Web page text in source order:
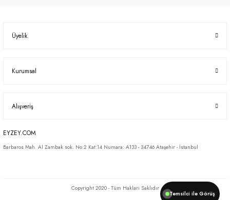
Üyelik
Kurumsal
Alışveriş
EYZEY.COM
Barbaros Mah. Al Zambak sok. No:2 Kat:14 Numara: A133 - 34746 Ataşehir - İstanbul
Copyright 2020 - Tüm Hakları Saklıdır
Temsilci ile Görüş